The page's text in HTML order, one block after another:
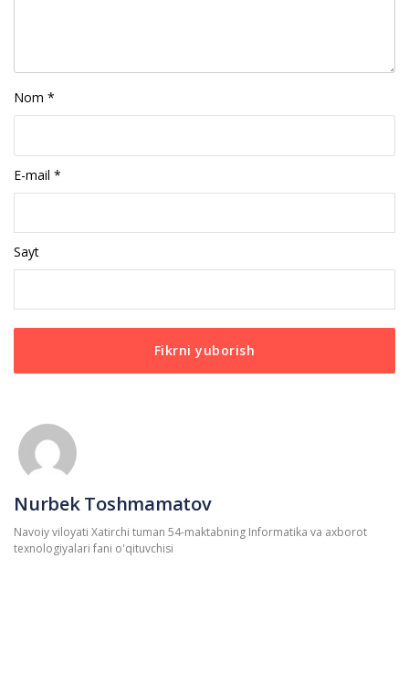
Nom *
E-mail *
Sayt
Nurbek Toshmamatov
Navoiy viloyati Xatirchi tuman 54-maktabning Informatika va axborot
texnologiyalari fani o'qituvchisi